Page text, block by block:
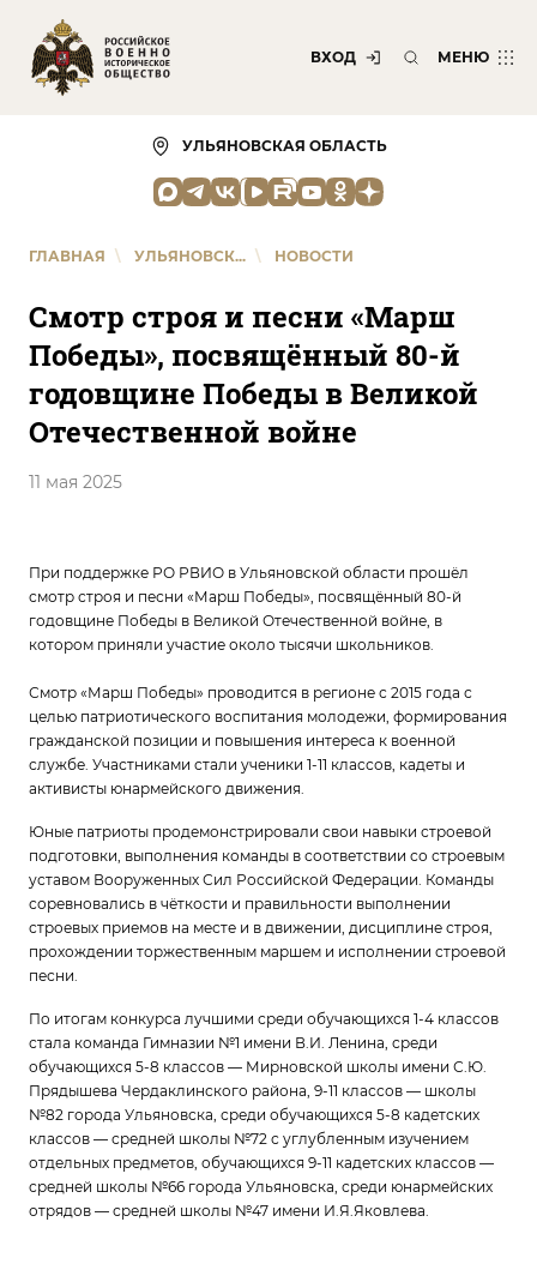
ВХОД МЕНЮ
УЛЬЯНОВСКАЯ ОБЛАСТЬ
ГЛАВНАЯ \ УЛЬЯНОВСК... \ НОВОСТИ
Смотр строя и песни «Марш
Победы», посвящённый 80-й
годовщине Победы в Великой
Отечественной войне
11 мая 2025
При поддержке РО РВИО в Ульяновской области прошёл
смотр строя и песни «Марш Победы», посвящённый 80-й
годовщине Победы в Великой Отечественной войне, в
котором приняли участие около тысячи школьников.
Смотр «Марш Победы» проводится в регионе с 2015 года с
целью патриотического воспитания молодежи, формирования
гражданской позиции и повышения интереса к военной
службе. Участниками стали ученики 1-11 классов, кадеты и
активисты юнармейского движения.
Юные патриоты продемонстрировали свои навыки строевой
подготовки, выполнения команды в соответствии со строевым
уставом Вооруженных Сил Российской Федерации. Команды
соревновались в чёткости и правильности выполнении
строевых приемов на месте и в движении, дисциплине строя,
прохождении торжественным маршем и исполнении строевой
песни.
По итогам конкурса лучшими среди обучающихся 1-4 классов
стала команда Гимназии №1 имени В.И. Ленина, среди
обучающихся 5-8 классов — Мирновской школы имени С.Ю.
Прядышева Чердаклинского района, 9-11 классов — школы
№82 города Ульяновска, среди обучающихся 5-8 кадетских
классов — средней школы №72 с углубленным изучением
отдельных предметов, обучающихся 9-11 кадетских классов —
средней школы №66 города Ульяновска, среди юнармейских
отрядов — средней школы №47 имени И.Я.Яковлева.